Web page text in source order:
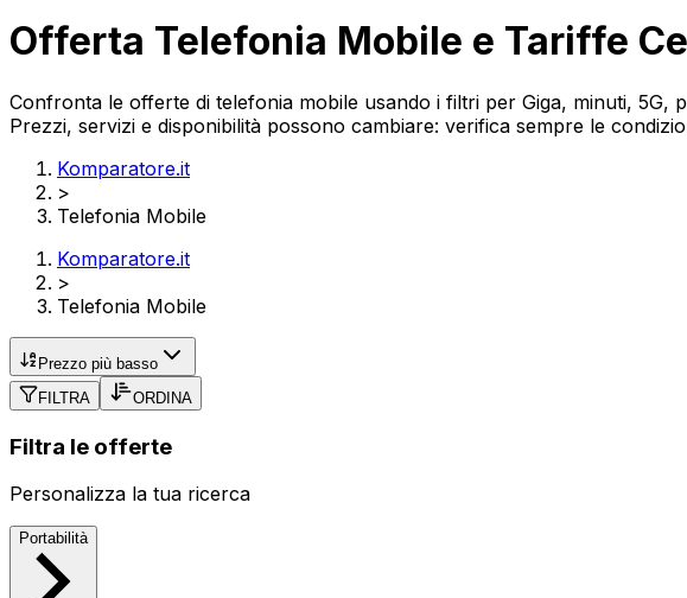
Offerta Telefonia Mobile e Tariffe
Confronta le offerte di telefonia mobile usando i filtri per Giga, minuti,
Prezzi, servizi e disponibilità possono cambiare: verifica sempre le
Komparatore.it
>
Telefonia Mobile
Komparatore.it
>
Telefonia Mobile
Prezzo più basso
FILTRA
ORDINA
Filtra le offerte
Personalizza la tua ricerca
Portabilità